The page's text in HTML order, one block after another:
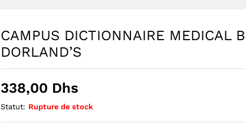
CAMPUS DICTIONNAIRE MEDICAL
DORLAND’S
338,00 Dhs
Statut: Rupture de stock